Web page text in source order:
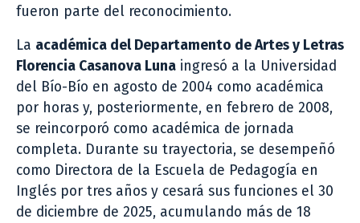
fueron parte del reconocimiento.
La académica del Departamento de Artes y Letras
Florencia Casanova Luna ingresó a la Universidad
del Bío-Bío en agosto de 2004 como académica
por horas y, posteriormente, en febrero de 2008,
se reincorporó como académica de jornada
completa. Durante su trayectoria, se desempeñó
como Directora de la Escuela de Pedagogía en
Inglés por tres años y cesará sus funciones el 30
de diciembre de 2025, acumulando más de 18